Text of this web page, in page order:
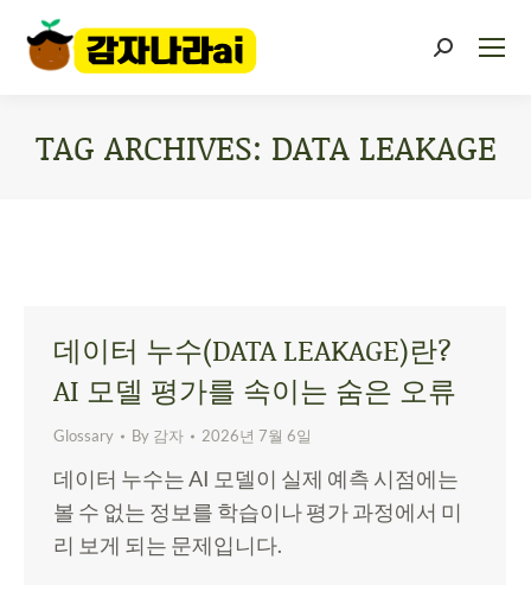
TAG ARCHIVES: DATA LEAKAGE
데이터 누수(DATA LEAKAGE)란?
AI 모델 평가를 속이는 숨은 오류
Glossary By 감자 2026년 7월 6일
데이터 누수는 AI 모델이 실제 예측 시점에는
볼 수 없는 정보를 학습이나 평가 과정에서 미
리 보게 되는 문제입니다.